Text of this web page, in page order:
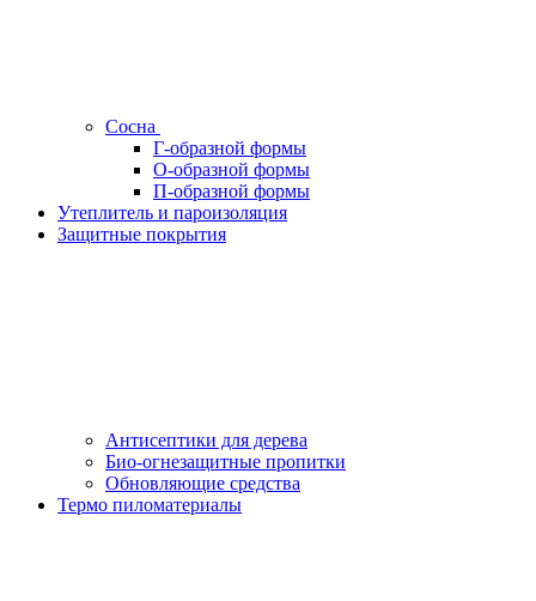
Сосна
Г-образной формы
О-образной формы
П-образной формы
Утеплитель и пароизоляция
Защитные покрытия
Антисептики для дерева
Био-огнезащитные пропитки
Обновляющие средства
Термо пиломатериалы